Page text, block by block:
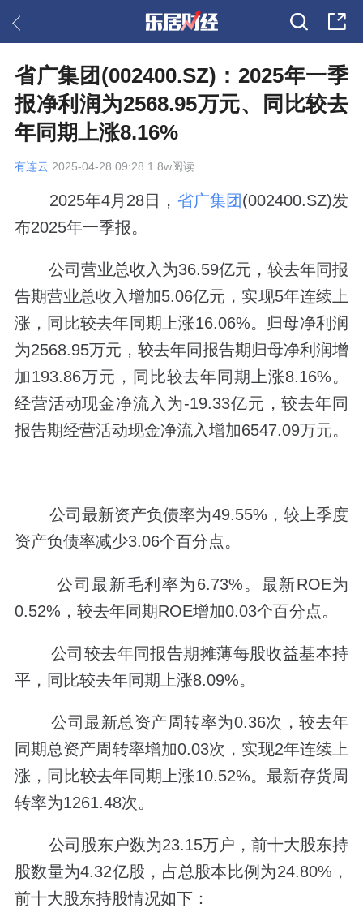
省广集团(002400.SZ)：2025年一季
报净利润为2568.95万元、同比较去
年同期上涨8.16%
有连云 2025-04-28 09:28 1.8w阅读
2025年4月28日， 省广集团(002400.SZ)发
布2025年一季报。
公司营业总收入为36.59亿元，较去年同报
告期营业总收入增加5.06亿元，实现5年连续上
涨，同比较去年同期上涨16.06%。归母净利润
为2568.95万元，较去年同报告期归母净利润增
加193.86万元，同比较去年同期上涨8.16%。
经营活动现金净流入为-19.33亿元，较去年同
报告期经营活动现金净流入增加6547.09万元。
公司最新资产负债率为49.55%，较上季度
资产负债率减少3.06个百分点。
公司最新毛利率为6.73%。最新ROE为
0.52%，较去年同期ROE增加0.03个百分点。
公司较去年同报告期摊薄每股收益基本持
平，同比较去年同期上涨8.09%。
公司最新总资产周转率为0.36次，较去年
同期总资产周转率增加0.03次，实现2年连续上
涨，同比较去年同期上涨10.52%。最新存货周
转率为1261.48次。
公司股东户数为23.15万户，前十大股东持
股数量为4.32亿股，占总股本比例为24.80%，
前十大股东持股情况如下：